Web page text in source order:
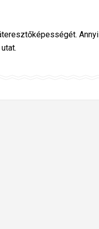
Annyi